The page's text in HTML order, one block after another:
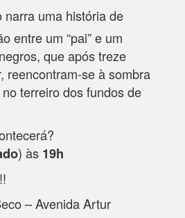
narra uma história de
entre um “pai” e um
que após treze
reencontram-se à sombra
terreiro dos fundos de
) às 19h
– Avenida Artur